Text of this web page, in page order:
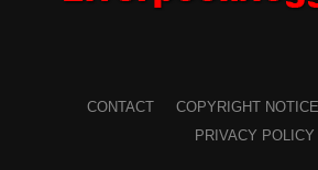
CONTACT COPYRIGHT NOTICE
PRIVACY POLICY